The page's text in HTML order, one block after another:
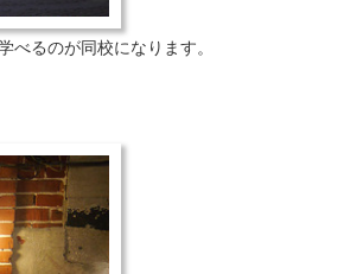
るのが同校になります。